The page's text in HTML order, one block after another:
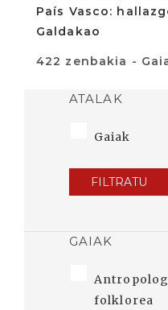
País Vasco:
Galdakao
422 zenbakia -
ATALAK
Gaiak
FILTRATU
GAIAK
folklorea